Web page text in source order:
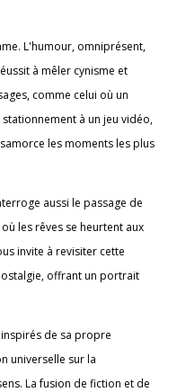
L'humour, omniprésent,
à mêler cynisme et
comme celui où un
à un jeu vidéo,
les moments les plus
aussi le passage de
les rêves se heurtent aux
invite à revisiter cette
offrant un portrait
de sa propre
universelle sur la
La fusion de fiction et de